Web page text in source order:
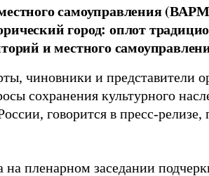
самоуправления
город: оплот
и местного
чиновники и представители
сохранения культурного
говорится в пресс-
пленарном заседании